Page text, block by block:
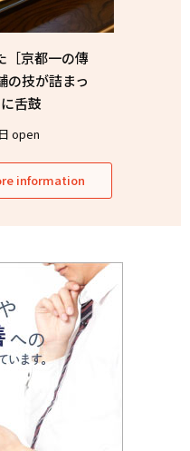
［京都一の傳
の技が詰まっ
舌鼓
open
information